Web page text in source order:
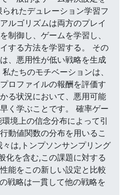
れたデュレーション学習フ
ルゴリズムは両方のプレイ
制御し、ゲームを学習し、
する方法を学習する。 その
、悪用性が低い戦略を生成
たちのモチベーションは、
ロファイルの報酬を評価す
る状況において、悪用可能
く学ぶことです。 確率ゲー
境上の信念分布によって引
動値関数の分布を用いるこ
は,トンプソンサンプリング
化を含む,この課題に対する
能をこの新しい設定と比較
戦略は一貫して他の戦略を